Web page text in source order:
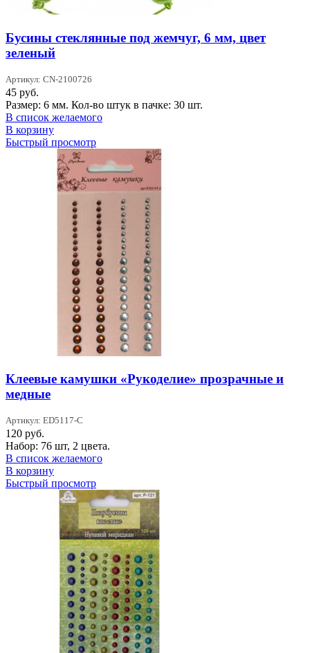
Бусины стеклянные под жемчуг, 6 мм, цвет
зеленый
Артикул: CN-2100726
45 руб.
Размер: 6 мм. Кол-во штук в пачке: 30 шт.
В список желаемого
В корзину
Быстрый просмотр
Клеевые камушки «Рукоделие» прозрачные и
медные
Артикул: ED5117-С
120 руб.
Набор: 76 шт, 2 цвета.
В список желаемого
В корзину
Быстрый просмотр